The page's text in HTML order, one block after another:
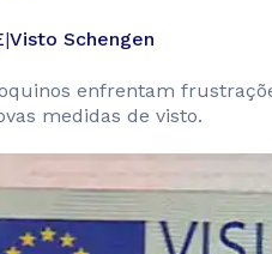
|Visto Schengen
enfrentam
medidas de visto.